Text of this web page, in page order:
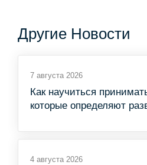
Другие Новости
7 августа 2026
Как научиться
которые определяют
4 августа 2026